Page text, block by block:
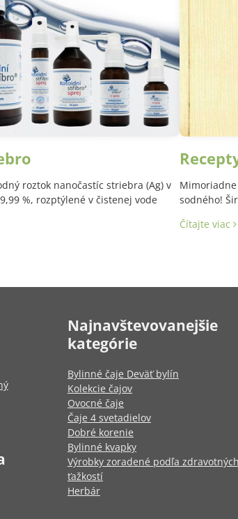
roztok nanočastíc striebra (Ag) v
%, rozptýlené v čistenej vode
sodného!
Čítajte viac
Najnavštevovanejšie
kategórie
Bylinné čaje Deväť bylín
Kolekcie čajov
Ovocné čaje
Čaje 4 svetadielov
Dobré korenie
Bylinné kvapky
Výrobky zoradené podľa zdravotných
ťažkostí
Herbár